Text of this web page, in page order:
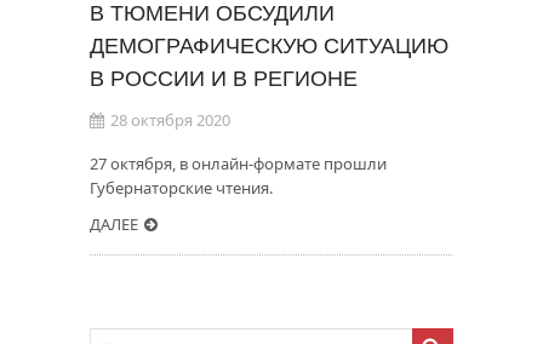
В ТЮМЕНИ ОБСУДИЛИ
ДЕМОГРАФИЧЕСКУЮ СИТУАЦИЮ
В РОССИИ И В РЕГИОНЕ
28 октября 2020
27 октября, в онлайн-формате прошли
Губернаторские чтения.
ДАЛЕЕ